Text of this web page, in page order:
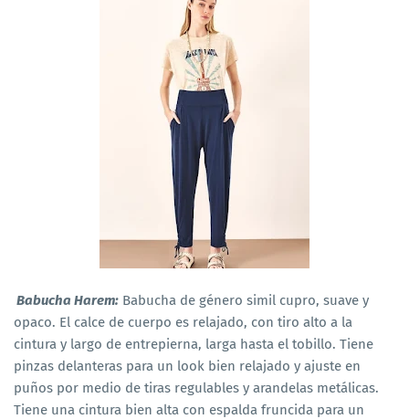
Babucha Harem: Babucha de género simil cupro, suave y
opaco. El calce de cuerpo es relajado, con tiro alto a la
cintura y largo de entrepierna, larga hasta el tobillo. Tiene
pinzas delanteras para un look bien relajado y ajuste en
puños por medio de tiras regulables y arandelas metálicas.
Tiene una cintura bien alta con espalda fruncida para un